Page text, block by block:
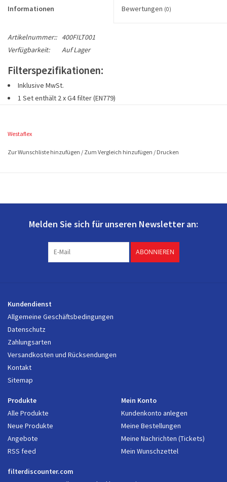
Informationen Bewertungen (0)
Artikelnummer::
400FILT001
Verfügbarkeit:
Auf Lager
Filterspezifikationen:
Inklusive MwSt.
1 Set enthält 2 x G4 filter (EN779)
Westaflex
Zur Wunschliste hinzufügen / Zum Vergleich hinzufügen / Drucken
Melden Sie sich für unseren Newsletter an:
ABONNIEREN
Kundendienst
Allgemeine Geschäftsbedingungen
Datenschutz
Zahlungsarten
Versandkosten und Rücksendungen
Kontakt
Sitemap
Produkte
Alle Produkte
Neue Produkte
Angebote
RSS feed
Mein Konto
Kundenkonto anlegen
Meine Bestellungen
Meine Nachrichten (Tickets)
Mein Wunschzettel
filterdiscounter.com